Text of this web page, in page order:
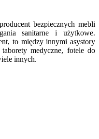
bezpiecznych mebli
sanitarne i użytkowe.
to między innymi asystory
medyczne, fotele do
innych.